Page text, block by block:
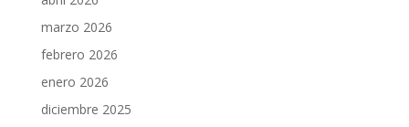
marzo 2026
febrero 2026
enero 2026
diciembre 2025